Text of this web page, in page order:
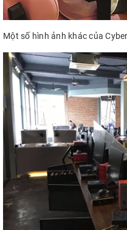
Một số hình ảnh khác của